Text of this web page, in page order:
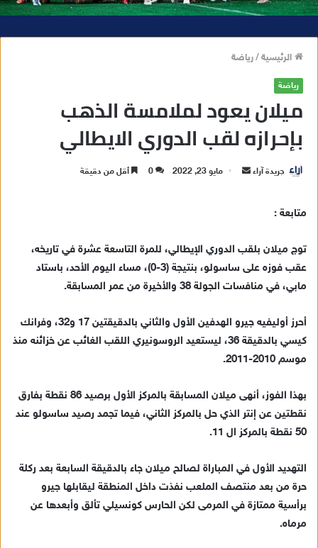
الرئيسية/رياضة
رياضة
ميلان يعود لملامسة الذهب
بإحرازه لقب الدوري الايطالي
جريدة آراء
أرسل
مايو 23, 2022 0 أقل من دقيقة
متابعة :
توج ميلان بلقب الدوري الإيطالي، للمرة التاسعة عشرة في تاريخه،
عقب فوزه على ساسولو، بنتيجة (3-0)، مساء اليوم الأحد، باستاد
مابي، في منافسات الجولة 38 والأخيرة من عمر المسابقة.
أحرز أوليفيه جيرو الهدفين الأول والثاني بالدقيقتين 17 و32، وفرانك
كيسي بالدقيقة 36، ليستعيد الروسونيري اللقب الغائب عن خزائنه منذ
موسم 2010-2011.
بهذا الفوز، أنهى ميلان المسابقة بالمركز الأول برصيد 86 نقطة بفارق
نقطتين عن إنتر الذي حل بالمركز الثاني، فيما تجمد رصيد ساسولو عند
50 نقطة بالمركز ال 11.
التهديد الأول في المباراة لصالح ميلان جاء بالدقيقة السابعة بعد ركلة
حرة من بعد منتصف الملعب نفذت داخل المنطقة ليقابلها جيرو
برأسية ممتازة في المرمى لكن الحارس كونسيلي تألق وأبعدها عن
مرماه.